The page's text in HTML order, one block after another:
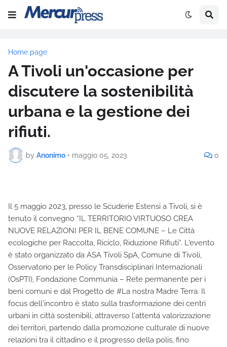
Home page
A Tivoli un'occasione per
discutere la sostenibilità
urbana e la gestione dei
rifiuti.
by Anonimo • maggio 05, 2023 0
Il 5 maggio 2023, presso le Scuderie Estensi a Tivoli, si è
tenuto il convegno “IL TERRITORIO VIRTUOSO CREA
NUOVE RELAZIONI PER IL BENE COMUNE – Le Città
ecologiche per Raccolta, Riciclo, Riduzione Rifiuti”. L'evento
è stato organizzato da ASA Tivoli SpA, Comune di Tivoli,
Osservatorio per le Policy Transdisciplinari Internazionali
(OsPTI), Fondazione Communia – Rete permanente per i
beni comuni e dal Progetto de #La nostra Madre Terra. Il
focus dell'incontro è stato sulla trasformazione dei centri
urbani in città sostenibili, attraverso l'attenta valorizzazione
dei territori, partendo dalla promozione culturale di nuove
relazioni tra il cittadino e il progresso della polis, fino